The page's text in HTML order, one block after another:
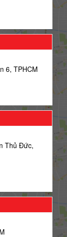
6, TPHCM
Thủ Đức,